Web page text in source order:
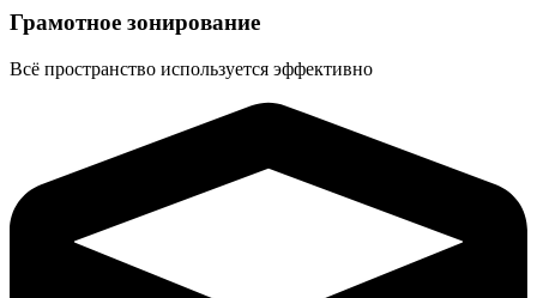
Грамотное зонирование
Всё пространство используется эффективно